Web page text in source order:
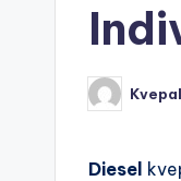
Posted
by
Diesel